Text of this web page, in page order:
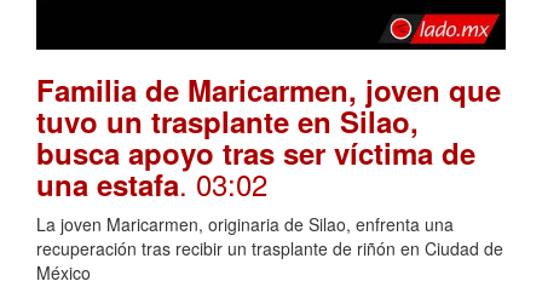
Familia de Maricarmen, joven que
tuvo un trasplante en Silao,
busca apoyo tras ser víctima de
una estafa. 03:02
La joven Maricarmen, originaria de Silao, enfrenta una
recuperación tras recibir un trasplante de riñón en Ciudad de
México